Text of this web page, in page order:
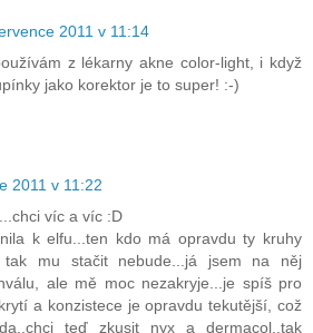
2011 v 11:14
z lékarny akne color-light, i když
jako korektor je to super! :-)
2011 v 11:22
víc a víc :D
k elfu...ten kdo má opravdu ty kruhy
tak mu stačit nebude...já jsem na něj
ale mě moc nezakryje...je spíš pro
a konzistece je opravdu tekutější, což
teď zkusit nyx a dermacol..tak